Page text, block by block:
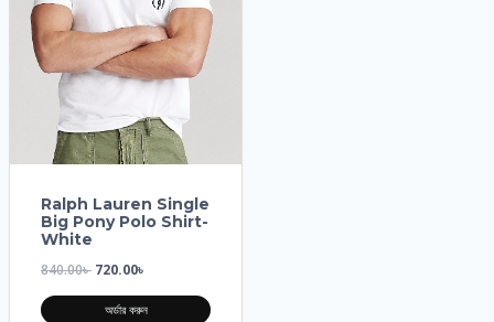
Ralph Lauren Single
Big Pony Polo Shirt-
White
840.00৳ 720.00৳
অর্ডার করুন